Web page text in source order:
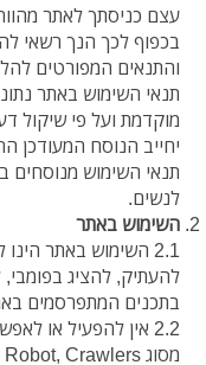
עצם כניסתך לאתר
בכפוף לכך הנך רשאי
והתנאים המפורטים
תנאי השימוש באתר
מוקדמת ועל פי שיקול
יחייב הנוסח המעודכן
תנאי השימוש מנוסחים
לנשים.
השימוש באתר
2.1 השימוש באתר
להעתיק, להציג
בתכנים המתפרסמים
2.2 אין להפעיל או